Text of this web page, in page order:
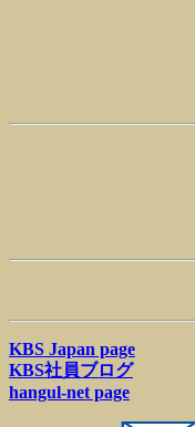
KBS Japan page
KBS社員ブログ
hangul-net page